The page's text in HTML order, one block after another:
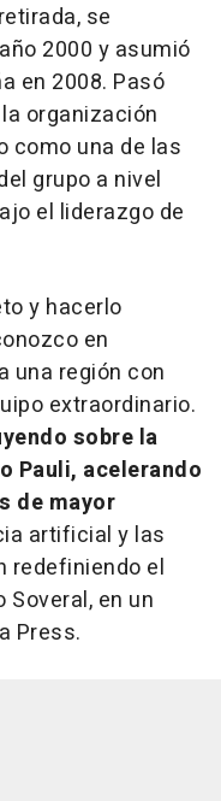
se
2000 y asumió
en 2008. Pasó
organización
como una de las
grupo a nivel
el liderazgo de
y hacerlo
en
una región con
extraordinario.
sobre la
Pauli, acelerando
de mayor
artificial y las
redefiniendo el
en un
Press.